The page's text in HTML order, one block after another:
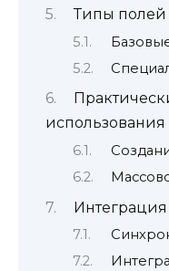
Типы полей
использования